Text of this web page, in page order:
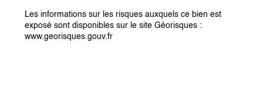
Les informations sur les risques auxquels ce bien est
exposé sont disponibles sur le site Géorisques :
www.georisques.gouv.fr